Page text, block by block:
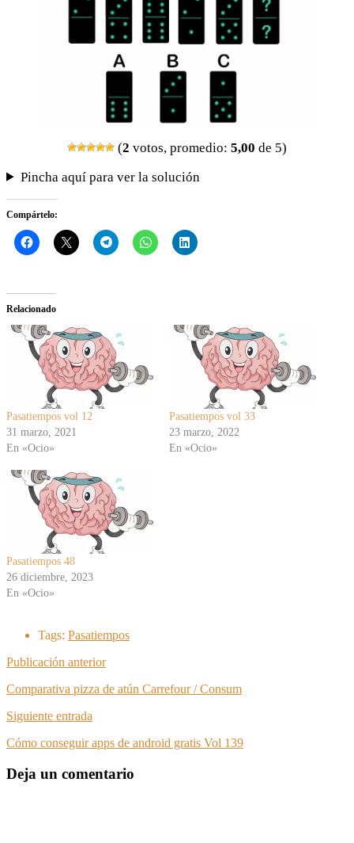
(2 votos, promedio: 5,00 de 5)
Pincha aquí para ver la solución
Compártelo:
Relacionado
Pasatiempos vol 12
31 marzo, 2021
En «Ocio»
Pasatiempos vol 33
23 marzo, 2022
En «Ocio»
Pasatiempos 48
26 diciembre, 2023
En «Ocio»
Tags: Pasatiempos
Publicación anterior
Comparativa pizza de atún Carrefour / Consum
Siguiente entrada
Cómo conseguir apps de android gratis Vol 139
Deja un comentario